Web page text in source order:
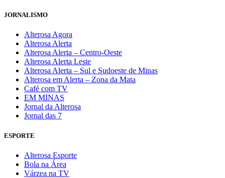
JORNALISMO
Alterosa Agora
Alterosa Alerta
Alterosa Alerta – Centro-Oeste
Alterosa Alerta Leste
Alterosa Alerta – Sul e Sudoeste de Minas
Alterosa em Alerta – Zona da Mata
Café com TV
EM MINAS
Jornal da Alterosa
Jornal das 7
ESPORTE
Alterosa Esporte
Bola na Área
Várzea na TV